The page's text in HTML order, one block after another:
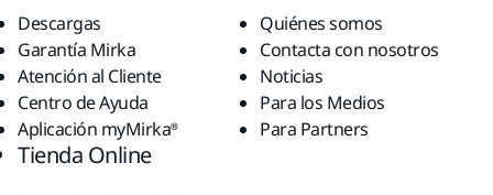
Descargas
Garantía Mirka
Atención al Cliente
Centro de Ayuda
Aplicación myMirka®
Quiénes somos
Contacta con nosotros
Noticias
Para los Medios
Para Partners
Tienda Online